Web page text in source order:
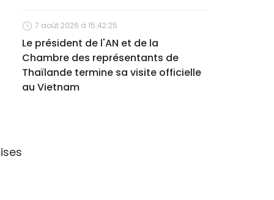
7 août 2026 à 15:42:25
Le président de l'AN et de la
Chambre des représentants de
Thaïlande termine sa visite officielle
au Vietnam